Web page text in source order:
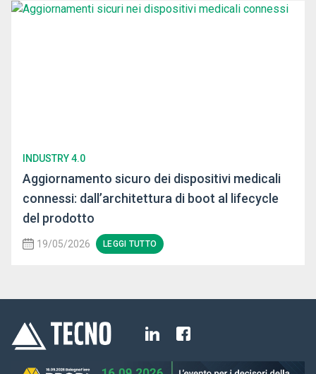
INDUSTRY 4.0
Aggiornamento sicuro dei dispositivi medicali
connessi: dall’architettura di boot al lifecycle
del prodotto
19/05/2026 LEGGI TUTTO